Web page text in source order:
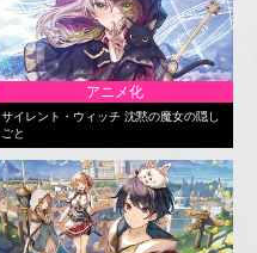
アニメ化
サイレント・ウィッチ 沈黙の魔女の隠し
ごと